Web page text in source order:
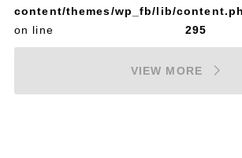
content/themes/wp_fb/lib/
on line
295
VIEW MORE